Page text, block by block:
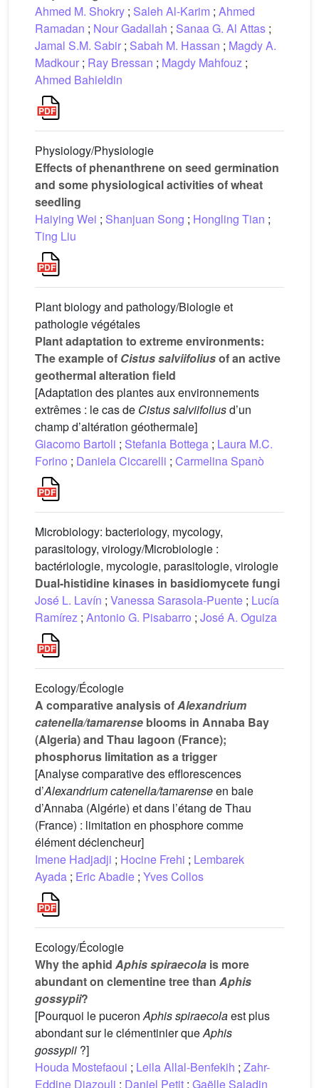
Ahmed M. Shokry ; Saleh Al-Karim ; Ahmed
Ramadan ; Nour Gadallah ; Sanaa G. Al Attas ;
Jamal S.M. Sabir ; Sabah M. Hassan ; Magdy A.
Madkour ; Ray Bressan ; Magdy Mahfouz ;
Ahmed Bahieldin
Physiology/Physiologie
Effects of phenanthrene on seed germination
and some physiological activities of wheat
seedling
Haiying Wei ; Shanjuan Song ; Hongling Tian ;
Ting Liu
Plant biology and pathology/Biologie et
pathologie végétales
Plant adaptation to extreme environments:
The example of Cistus salviifoliusof an active
geothermal alteration field
[Adaptation des plantes aux environnements
extrêmes : le cas de Cistus salviifoliusd’un
champ d’altération géothermale]
Giacomo Bartoli ; Stefania Bottega ; Laura M.C.
Forino ; Daniela Ciccarelli ; Carmelina Spanò
Microbiology: bacteriology, mycology,
parasitology, virology/Microbiologie :
bactériologie, mycologie, parasitologie, virologie
Dual-histidine kinases in basidiomycete fungi
José L. Lavín ; Vanessa Sarasola-Puente ; Lucía
Ramírez ; Antonio G. Pisabarro ; José A. Oguiza
Ecology/Écologie
A comparative analysis ofAlexandrium
catenella/tamarense blooms in Annaba Bay
(Algeria) and Thau lagoon (France);
phosphorus limitation as a trigger
[Analyse comparative des efflorescences
d’Alexandrium catenella/tamarenseen baie
d’Annaba (Algérie) et dans l’étang de Thau
(France) : limitation en phosphore comme
élément déclencheur]
Imene Hadjadji ; Hocine Frehi ; Lembarek
Ayada ; Eric Abadie ; Yves Collos
Ecology/Écologie
Why the aphid Aphis spiraecola is more
abundant on clementine tree than Aphis
gossypii?
[Pourquoi le puceronAphis spiraecolaest plus
abondant sur le clémentinier queAphis
gossypii ?]
Houda Mostefaoui ; Leila Allal-Benfekih ; Zahr-
Eddine Djazouli ; Daniel Petit ; Gaëlle Saladin